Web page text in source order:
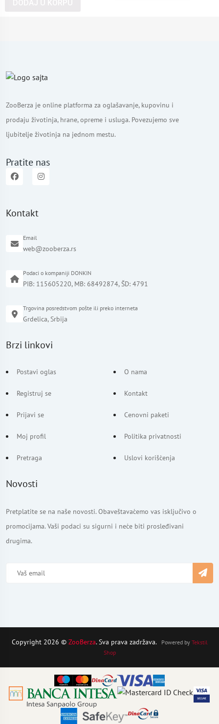
ZooBerza je online platforma za oglašavanje, kupovinu i
prodaju životinja, hrane, opreme i usluga. Povezujemo sve
ljubitelje životinja na jednom mestu.
Pratite nas
Kontakt
Email
web@zooberza.rs
Podaci o kompaniji DONKIN
PIB: 115605220, MB: 68492874, ŠD: 4791
Trgovina posredstvom pošte ili preko interneta
Grdelica, Srbija
Brzi linkovi
Postavi oglas
Registruj se
Prijavi se
Moj profil
Pretraga
O nama
Kontakt
Cenovni paketi
Politika privatnosti
Uslovi korišćenja
Novosti
Pretplatite se na naše novosti. Obaveštavaćemo vas isključivo o
promocijama. Vaši podaci su sigurni i neće biti prosleđivani
drugima.
Copyright 2026 © ZooBerza. Sva prava zadržava. Powered by Tekstil
Shop